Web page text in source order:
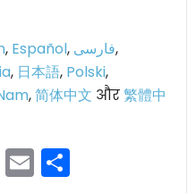
, Español, فارسی,
, 日本語, Polski,
,简体中文 और繁體中
WhatsApp
Email